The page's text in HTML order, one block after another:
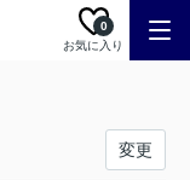
お気に入り
0
変更